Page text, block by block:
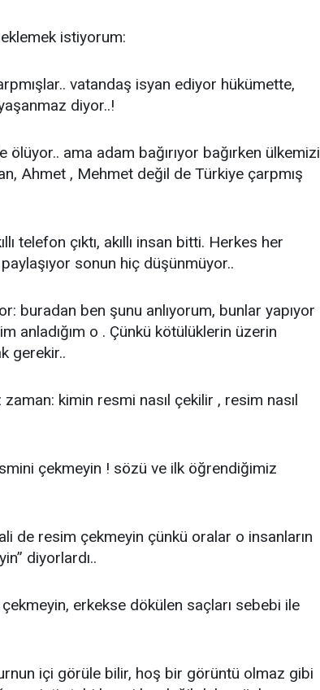
istiyorum:
vatandaş isyan ediyor hükümette,
diyor..!
ama adam bağırıyor bağırken ülkemizi
Ahmet , Mehmet değil de Türkiye çarpmış
telefon çıktı, akıllı insan bitti. Herkes her
sonun hiç düşünmüyor..
buradan ben şunu anlıyorum, bunlar yapıyor
anladığım o . Çünkü kötülüklerin üzerin
gerekir..
kimin resmi nasıl çekilir , resim nasıl
çekmeyin ! sözü ve ilk öğrendiğimiz
de resim çekmeyin çünkü oralar o insanların
diyorlardı..
erkekse dökülen saçları sebebi ile
içi görüle bilir, hoş bir görüntü olmaz gibi